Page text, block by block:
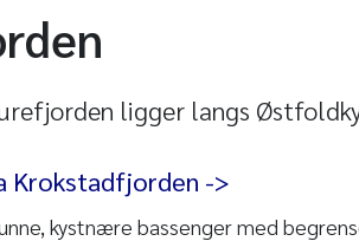
ligger langs
Krokstadfjorden ->
kystnære bassenger med